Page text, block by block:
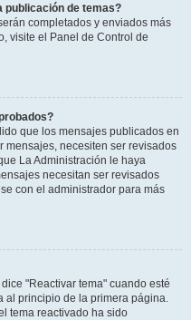
publicación de temas?
completados y enviados más
visite el Panel de Control de
que los mensajes publicados en
mensajes, necesiten ser revisados
La Administración le haya
necesitan ser revisados
con el administrador para más
"Reactivar tema" cuando esté
al principio de la primera página.
tema reactivado ha sido